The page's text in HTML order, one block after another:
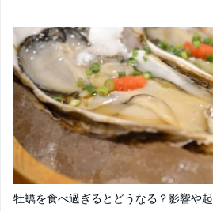
牡蠣を食べ過ぎるとどうなる？影響や